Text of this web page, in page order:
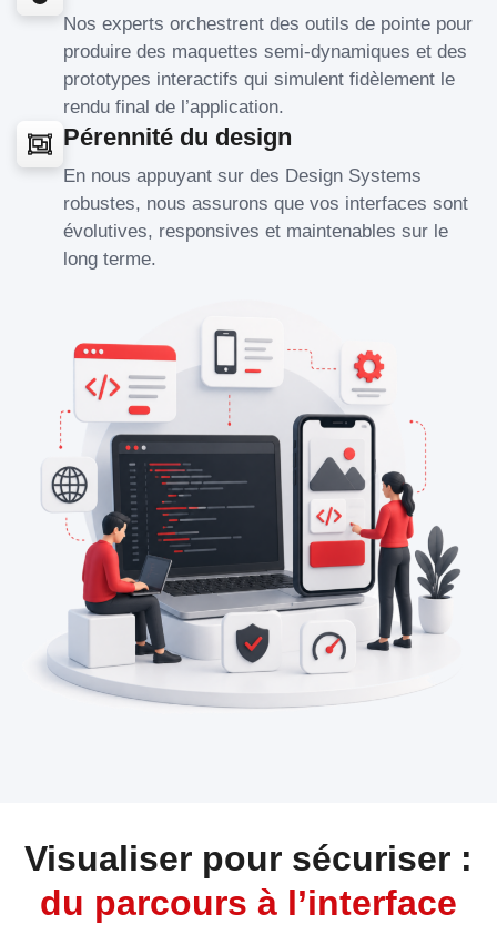
Nos experts orchestrent des outils de pointe pour
produire des maquettes semi-dynamiques et des
prototypes interactifs qui simulent fidèlement le
rendu final de l’application.
Pérennité du design
En nous appuyant sur des Design Systems
robustes, nous assurons que vos interfaces sont
évolutives, responsives et maintenables sur le
long terme.
Visualiser pour sécuriser :
du parcours à l’interface